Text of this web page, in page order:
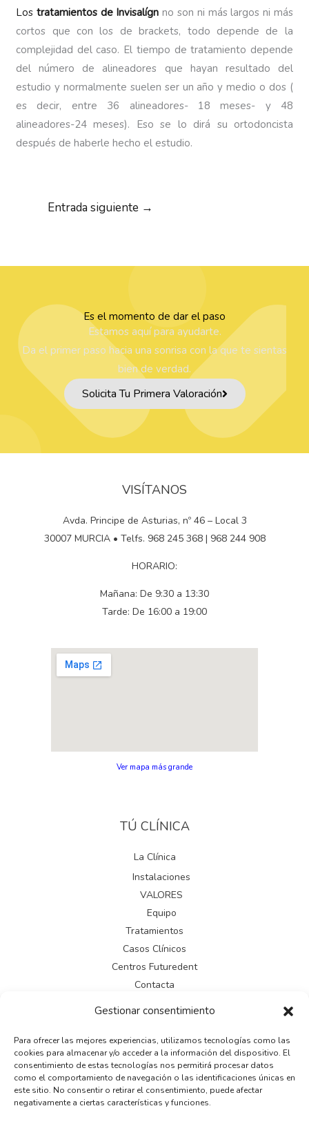
Gestionar consentimiento
Para ofrecer las mejores experiencias, utilizamos tecnologías como las
cookies para almacenar y/o acceder a la información del dispositivo. El
consentimiento de estas tecnologías nos permitirá procesar datos
como el comportamiento de navegación o las identificaciones únicas en
este sitio. No consentir o retirar el consentimiento, puede afectar
negativamente a ciertas características y funciones.
Los tratamientos de Invisalígn no son ni más largos ni más
cortos que con los de brackets, todo depende de la
complejidad del caso. El tiempo de tratamiento depende
del número de alineadores que hayan resultado del
estudio y normalmente suelen ser un año y medio o dos (
es decir, entre 36 alineadores- 18 meses- y 48
alineadores-24 meses). Eso se lo dirá su ortodoncista
después de haberle hecho el estudio.
Entrada siguiente →
Es el momento de dar el paso
Estamos aquí para ayudarte.
Da el primer paso hacia una sonrisa con la que te sientas
bien de verdad.
Solicita Tu Primera Valoración
VISÍTANOS
Avda. Principe de Asturias, nº 46 – Local 3
30007 MURCIA • Telfs. 968 245 368 | 968 244 908
HORARIO:
Mañana: De 9:30 a 13:30
Tarde: De 16:00 a 19:00
Ver mapa más grande
TÚ CLÍNICA
La Clínica
Instalaciones
VALORES
Equipo
Tratamientos
Casos Clínicos
Centros Futuredent
Contacta
Aviso legal
Política de cookies
Política de privacidad